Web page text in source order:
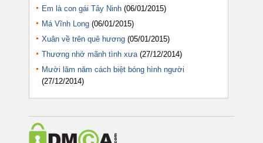
Em là con gái Tây Ninh (06/01/2015)
Má Vĩnh Long (06/01/2015)
Xuân về trên quê hương (05/01/2015)
Thương nhớ mãnh tình xưa (27/12/2014)
Mười lăm năm cách biệt bóng hình người
(27/12/2014)